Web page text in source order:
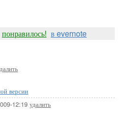
понравилось! в evernote
версии
12:19 удалить